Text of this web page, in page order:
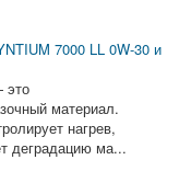
7000 LL 0W-30 и
это
материал.
нагрев,
деградацию ма...